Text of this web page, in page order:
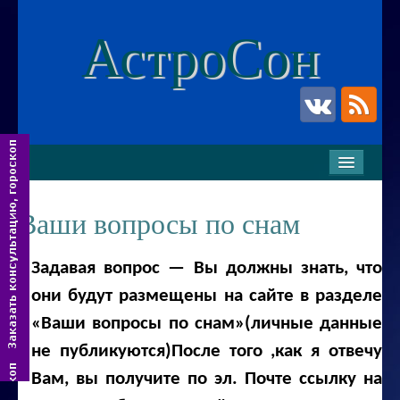
АстроСон
Услуги парапсихолога
Очищение и подзарядка энергополя
Изготовление индивидуальных талисманов
Семейный астропсихолог
Ваши вопросы по снам
Задавая вопрос — Вы должны знать, что
они будут размещены на сайте в разделе
«Ваши вопросы по снам»(личные данные
не публикуются)После того ,как я отвечу
Вам, вы получите по эл. Почте ссылку на